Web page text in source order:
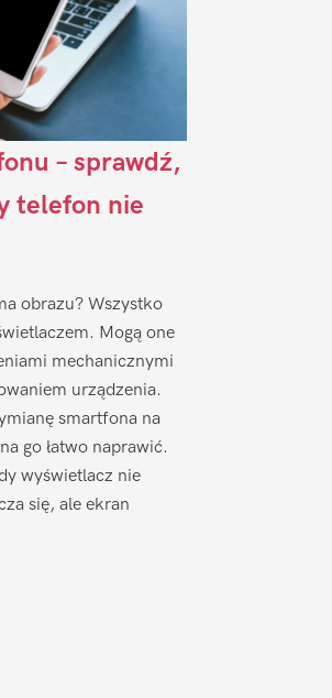
– sprawdź,
telefon nie
obrazu? Wszystko
Mogą one
mechanicznymi
urządzenia.
smartfona na
go łatwo naprawić.
wyświetlacz nie
się, ale ekran